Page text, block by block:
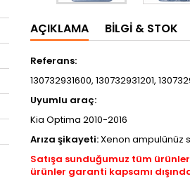
AÇIKLAMA BILGI & STOK
Referans:
130732931600, 130732931201,
Uyumlu araç:
Kia Optima 2010-2016
Arıza şikayeti:Xenon ampulünüz
Satışa sunduğumuz tüm
ürünler garanti kapsamı